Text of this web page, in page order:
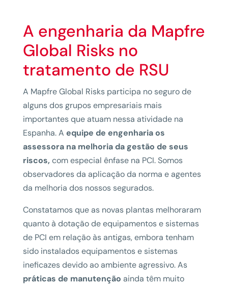
A engenharia da Mapfre
Global Risks no
tratamento de RSU
A Mapfre Global Risks participa no seguro de
alguns dos grupos empresariais mais
importantes que atuam nessa atividade na
Espanha. A equipe de engenharia os
assessora na melhoria da gestão de seus
riscos, com especial ênfase na PCI. Somos
observadores da aplicação da norma e agentes
da melhoria dos nossos segurados.
Constatamos que as novas plantas melhoraram
quanto à dotação de equipamentos e sistemas
de PCI em relação às antigas, embora tenham
sido instalados equipamentos e sistemas
ineficazes devido ao ambiente agressivo. As
práticas de manutenção ainda têm muito